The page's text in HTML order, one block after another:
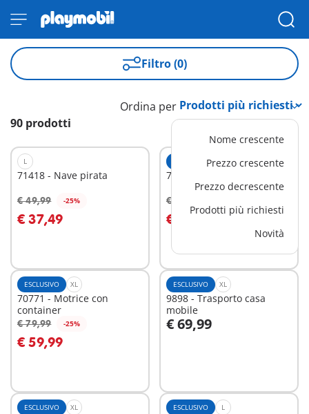
Filtro (0)
90 prodotti
Ordina per
Nome crescente
Prezzo crescente
Prezzo decrescente
Prodotti più richiesti
Novità
L
71418 - Nave pirata
€ 49,99 -25%
€ 37,49
Aggiungi al carrello
ESCLUSIVO XL
70945 - Fattoria western
€ 79,99
€ 59,99
Aggiungi al carrello
ESCLUSIVO XL
70771 - Motrice con
container
€ 79,99 -25%
€ 59,99
Aggiungi al carrello
ESCLUSIVO XL
9898 - Trasporto casa
mobile
€ 69,99
Aggiungi al carrello
ESCLUSIVO XL ESCLUSIVO L